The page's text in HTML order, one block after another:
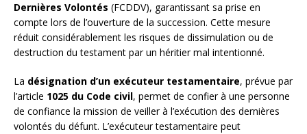
Dernières Volontés (FCDDV), garantissant sa prise en
compte lors de l’ouverture de la succession. Cette mesure
réduit considérablement les risques de dissimulation ou de
destruction du testament par un héritier mal intentionné.
La désignation d’un exécuteur testamentaire, prévue par
l’article 1025 du Code civil, permet de confier à une personne
de confiance la mission de veiller à l’exécution des dernières
volontés du défunt. L’exécuteur testamentaire peut